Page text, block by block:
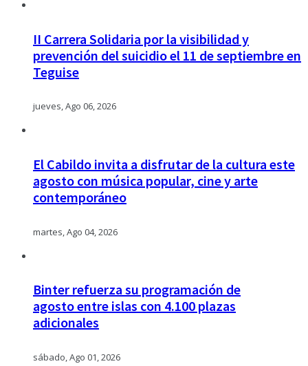
II Carrera Solidaria por la visibilidad y
prevención del suicidio el 11 de septiembre en
Teguise
jueves, Ago 06, 2026
El Cabildo invita a disfrutar de la cultura este
agosto con música popular, cine y arte
contemporáneo
martes, Ago 04, 2026
Binter refuerza su programación de
agosto entre islas con 4.100 plazas
adicionales
sábado, Ago 01, 2026